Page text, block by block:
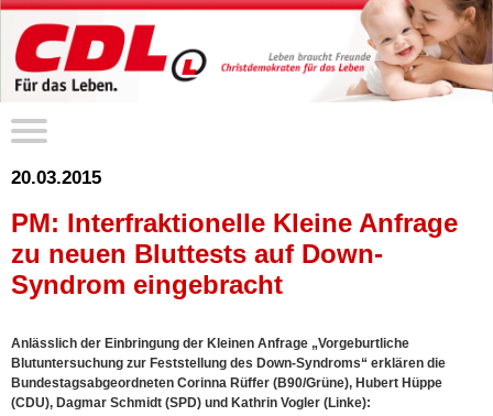
20.03.2015
PM: Interfraktionelle Kleine Anfrage
zu neuen Bluttests auf Down-
Syndrom eingebracht
Anlässlich der Einbringung der Kleinen Anfrage „Vorgeburtliche
Blutuntersuchung zur Feststellung des Down-Syndroms“ erklären die
Bundestagsabgeordneten Corinna Rüffer (B90/Grüne), Hubert Hüppe
(CDU), Dagmar Schmidt (SPD) und Kathrin Vogler (Linke):